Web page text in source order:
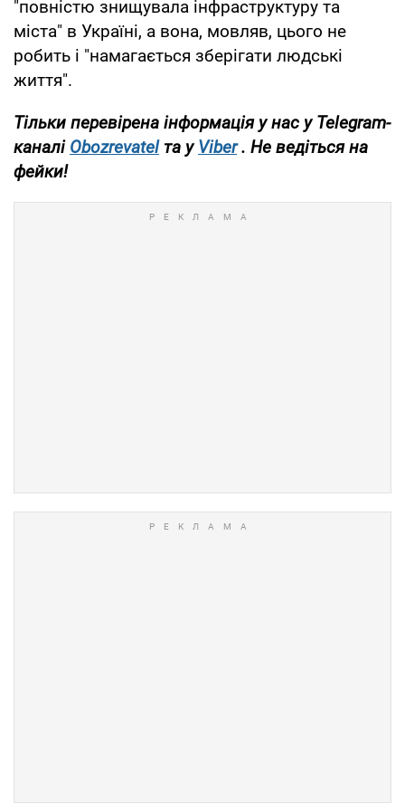
"повністю знищувала інфраструктуру та
міста" в Україні, а вона, мовляв, цього не
робить і "намагається зберігати людські
життя".
Тільки перевірена інформація у нас у Telegram-
каналі Obozrevatel та у Viber . Не ведіться на
фейки!